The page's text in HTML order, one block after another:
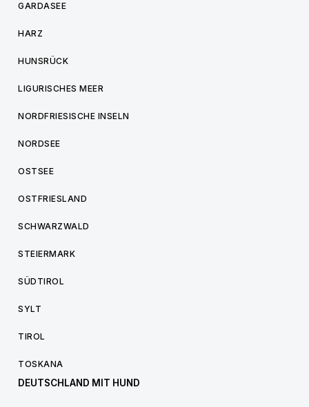
GARDASEE
HARZ
HUNSRÜCK
LIGURISCHES MEER
NORDFRIESISCHE INSELN
NORDSEE
OSTSEE
OSTFRIESLAND
SCHWARZWALD
STEIERMARK
SÜDTIROL
SYLT
TIROL
TOSKANA
DEUTSCHLAND MIT HUND